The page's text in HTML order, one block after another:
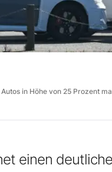
in Höhe von 25 Prozent
einen